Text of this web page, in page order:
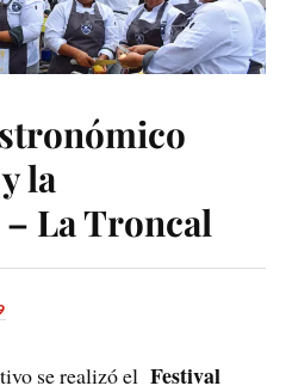
la
La Troncal
se realizó elFestival